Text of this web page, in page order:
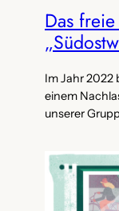
Das
Im Jahr 2022
einem
unserer